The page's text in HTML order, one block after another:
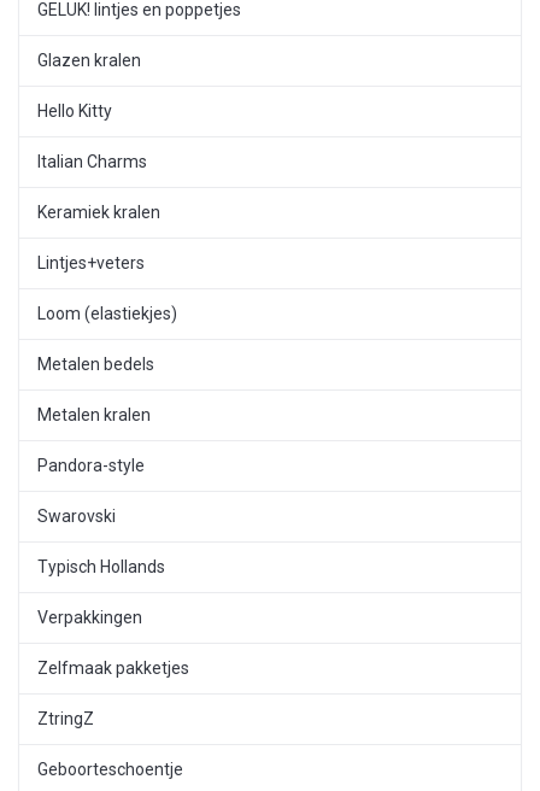
GELUK! lintjes en poppetjes
Glazen kralen
Hello Kitty
Italian Charms
Keramiek kralen
Lintjes+veters
Loom (elastiekjes)
Metalen bedels
Metalen kralen
Pandora-style
Swarovski
Typisch Hollands
Verpakkingen
Zelfmaak pakketjes
ZtringZ
Geboorteschoentje